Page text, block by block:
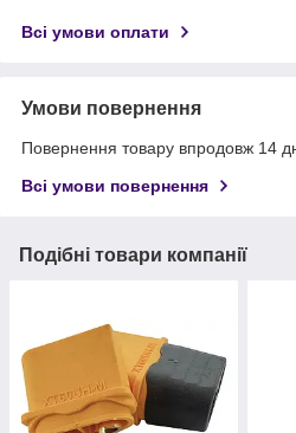
Всі умови оплати
Умови повернення
Повернення товару впродовж 14
Всі умови повернення
Подібні товари компанії